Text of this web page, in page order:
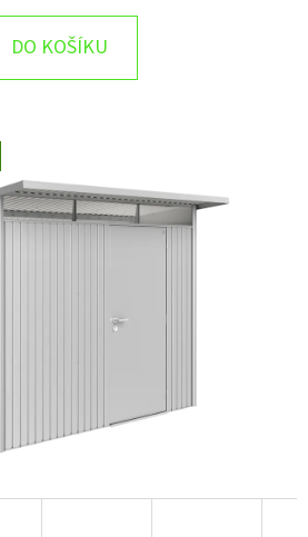
DO KOŠÍKU